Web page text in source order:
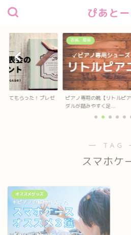
ぴあとー
してもらった！プレゼ
衣装、服装
ピアノ専用の靴【リトルピ
ダルが踏みやすく足...
― TAG
スマホケ
オススメグッズ